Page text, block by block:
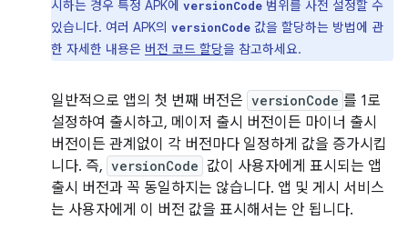
시하는 경우 특정 APK에 versionCode 범위를 사전 설정할 수
있습니다. 여러 APK의 versionCode 값을 할당하는 방법에 관
한 자세한 내용은 버전 코드 할당을 참고하세요.
일반적으로 앱의 첫 번째 버전은 versionCode 를 1로
설정하여 출시하고, 메이저 출시 버전이든 마이너 출시
버전이든 관계없이 각 버전마다 일정하게 값을 증가시킵
니다. 즉, versionCode 값이 사용자에게 표시되는 앱
출시 버전과 꼭 동일하지는 않습니다. 앱 및 게시 서비스
는 사용자에게 이 버전 값을 표시해서는 안 됩니다.